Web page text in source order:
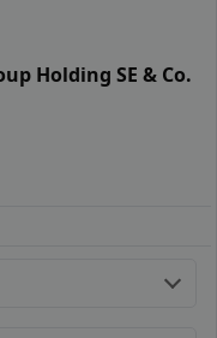
Holding SE & Co.